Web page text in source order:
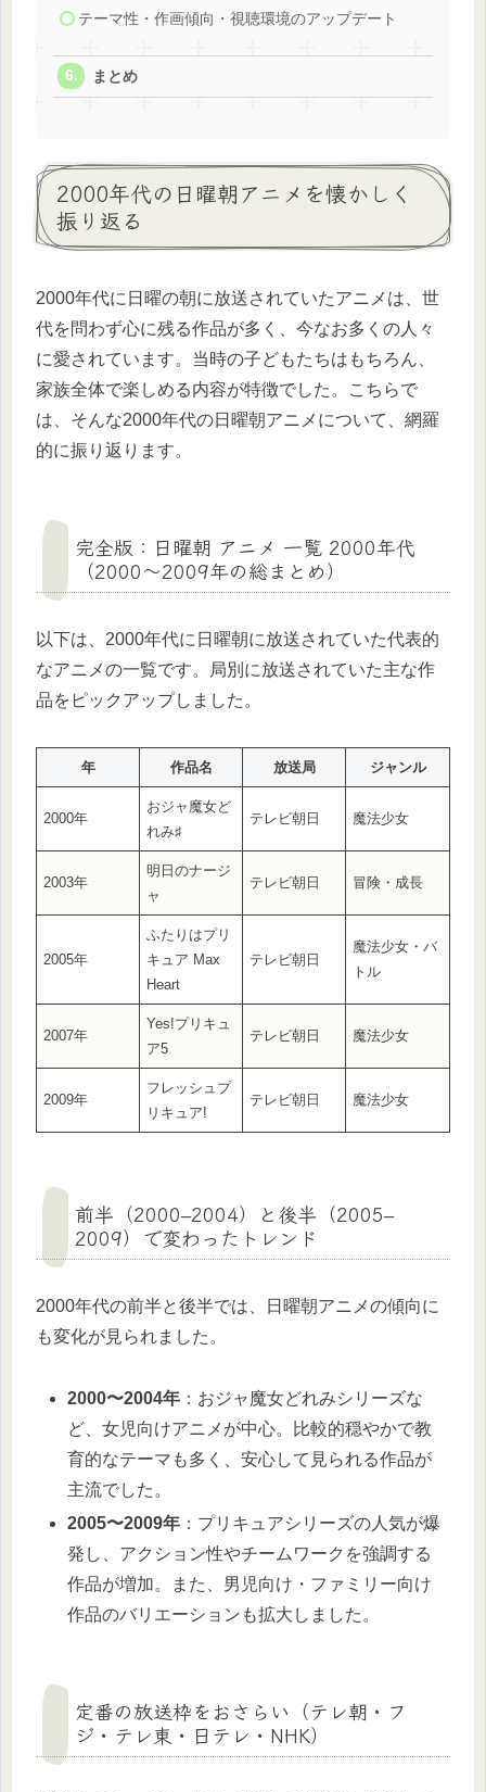
テーマ性・作画傾向・視聴環境のアップデート
まとめ
2000年代の日曜朝アニメを懐かしく
振り返る
2000年代に日曜の朝に放送されていたアニメは、世
代を問わず心に残る作品が多く、今なお多くの人々
に愛されています。当時の子どもたちはもちろん、
家族全体で楽しめる内容が特徴でした。こちらで
は、そんな2000年代の日曜朝アニメについて、網羅
的に振り返ります。
完全版：日曜朝 アニメ 一覧 2000年代
（2000〜2009年の総まとめ）
以下は、2000年代に日曜朝に放送されていた代表的
なアニメの一覧です。局別に放送されていた主な作
品をピックアップしました。
年 作品名 放送局 ジャンル
2000年
おジャ魔女ど
れみ♯
テレビ朝日 魔法少女
2003年
明日のナージ
ャ
テレビ朝日 冒険・成長
2005年
ふたりはプリ
キュア Max
Heart
テレビ朝日
魔法少女・バ
トル
2007年
Yes!プリキュ
ア5
テレビ朝日 魔法少女
2009年
フレッシュプ
リキュア!
テレビ朝日 魔法少女
前半（2000–2004）と後半（2005–
2009）で変わったトレンド
2000年代の前半と後半では、日曜朝アニメの傾向に
も変化が見られました。
2000〜2004年 ：おジャ魔女どれみシリーズな
ど、女児向けアニメが中心。比較的穏やかで教
育的なテーマも多く、安心して見られる作品が
主流でした。
2005〜2009年 ：プリキュアシリーズの人気が爆
発し、アクション性やチームワークを強調する
作品が増加。また、男児向け・ファミリー向け
作品のバリエーションも拡大しました。
定番の放送枠をおさらい（テレ朝・フ
ジ・テレ東・日テレ・NHK）